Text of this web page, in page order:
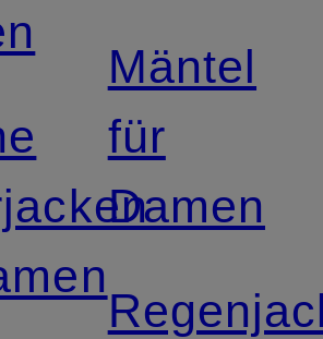
Mäntel
für
Damen